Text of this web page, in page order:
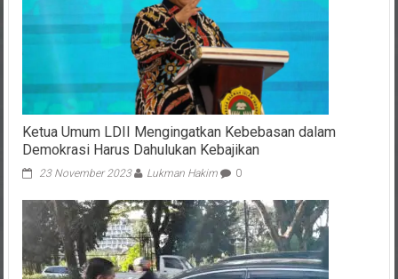
Ketua Umum LDII Mengingatkan Kebebasan dalam
Demokrasi Harus Dahulukan Kebajikan
23 November 2023 Lukman Hakim 0